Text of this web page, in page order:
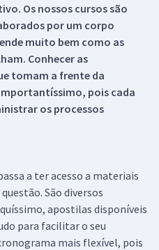
Os nossos cursos são
por um corpo
muito bem como as
Conhecer as
tomam a frente da
pois cada
os processos
a ter acesso a materiais
São diversos
apostilas disponíveis
para facilitar o seu
mais flexível, pois